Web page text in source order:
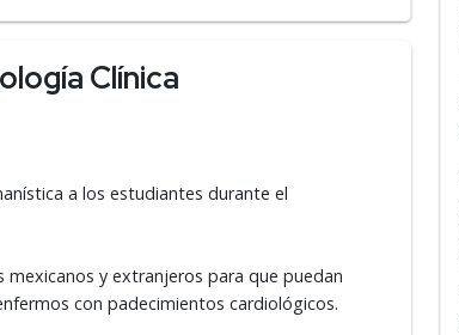
Clínica
a los estudiantes durante el
y extranjeros para que puedan
con padecimientos cardiológicos.